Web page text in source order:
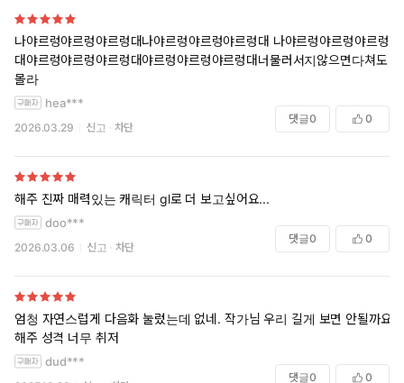
나야르렁야르렁야르렁대나야르렁야르렁야르렁대 나야르렁야르렁야르렁
대야르렁야르렁야르렁대야르렁야르렁야르렁대너물러서지않으면다쳐도
몰라
hea***
2026.03.29 신고 차단
댓글0 0
해주 진짜 매력있는 캐릭터 gl로 더 보고싶어요...
doo***
2026.03.06 신고 차단
댓글0 0
엄청 자연스럽게 다음화 눌렀는데 없네. 작가님 우리 길게 보면 안될까요
해주 성격 너무 취저
dud***
댓글0 0